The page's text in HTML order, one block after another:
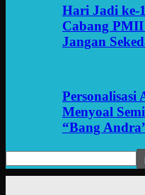
Hari Jadi ke-
Cabang PMII
Jangan
Personalisasi
Menyoal
“Bang